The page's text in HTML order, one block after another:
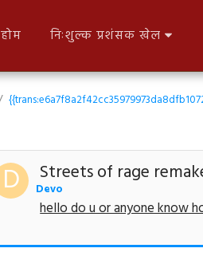
होम निःशुल्क प्रशंसक खेल
Streets of rage
Devo
hello do u or anyone know